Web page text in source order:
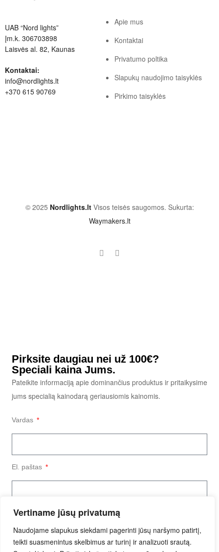
Vertiname jūsų privatumą
Naudojame slapukus siekdami pagerinti jūsų naršymo patirtį,
teikti suasmenintus skelbimus ar turinį ir analizuoti srautą.
UAB “Nord lights”
Įm.k. 306703898
Laisvės al. 82, Kaunas
Kontaktai:
info@nordlights.lt
+370 615 90769
Apie mus
Kontaktai
Privatumo poltika
Slapukų naudojimo taisyklės
Pirkimo taisyklės
© 2025 Nordlights.ltVisos teisės saugomos. Sukurta:
Waymakers.lt
Pirksite daugiau nei už 100€?
Speciali kaina Jums.
Pateikite informaciją apie dominančius produktus ir pritaikysime
jums specialią kainodarą geriausiomis kainomis.
Vardas
El. paštas
Užklausos tekstas